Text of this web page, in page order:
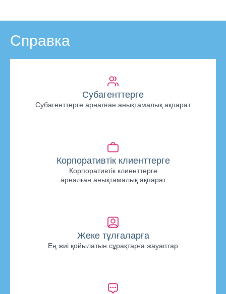
Справка
Субагенттерге
Субагенттерге арналған анықтамалық ақпарат
Корпоративтік клиенттерге
Корпоративтік клиенттерге
арналған анықтамалық ақпарат
Жеке тұлғаларға
Ең жиі қойылатын сұрақтарға жауаптар